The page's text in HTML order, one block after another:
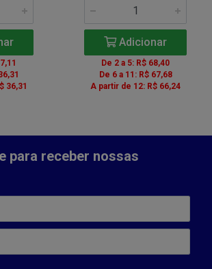
36,31
Adicionar
De 2 a 5: R$ 68,40
De 6 a 11: R$ 67,68
A partir de 12: R$ 66,24
para receber nossas